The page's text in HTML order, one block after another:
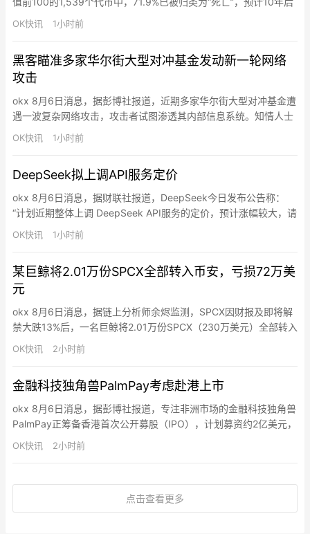
死亡率达84.7%，而代币中位寿命仅为2年4个月。CryptoRank将
“死亡”定义为从主要交易所下架且日交易量低于1万美元超过90
OK快讯 1小时前
黑客瞄准多家华尔街大型对冲基金发动新一轮网络
攻击
okx 8月6日消息，据彭博社报道，近期多家华尔街大型对冲基金遭
遇一波复杂网络攻击，攻击者试图渗透其内部信息系统。知情人士
透露，Point72资产管理公司已于周三告知投资者其受到攻击，初
步迹象显示客户信息未被盗取，公司仍在进一步审查中。
及多家私募股权公司…
OK快讯 1小时前
DeepSeek拟上调API服务定价
okx 8月6日消息，据财联社报道，DeepSeek今日发布公告称：
“计划近期整体上调 DeepSeek API服务的定价，预计涨幅较大，请
合理安排您的使用。具体方案以正式通知为准。”
OK快讯 1小时前
某巨鲸将2.01万份SPCX全部转入币安，亏损72万美
元
okx 8月6日消息，据链上分析师余烬监测，SPCX因财报及即将解
禁大跌13%后，一名巨鲸将2.01万份SPCX（230万美元）全部转入
Binance割肉，亏损72万美元（-24%）。该巨鲸在7月初以150美
元价格从Binance提出这些SPCX。
OK快讯 2小时前
金融科技独角兽PalmPay考虑赴港上市
okx 8月6日消息，据彭博社报道，专注非洲市场的金融科技独角兽
PalmPay正筹备香港首次公开募股（IPO），计划募资约2亿美元，
投后估值超10亿美元，正式跻身独角兽行列。这一布局使其与尼日
利亚同业巨头OPay形成上市竞速格局（OPay正推进美股IPO）。
支付服务商，核心依托PalmPar…
OK快讯 2小时前
点击查看更多